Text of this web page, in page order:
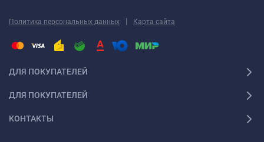
Политика персональных данных | Карта сайта
ДЛЯ ПОКУПАТЕЛЕЙ
ДЛЯ ПОКУПАТЕЛЕЙ
КОНТАКТЫ